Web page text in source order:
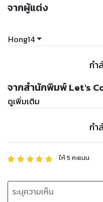
จากผู้แต่ง
Hong14
กำ
จากสำนักพิมพ์ Let's
ดูเพิ่มเติม
กำ
ให้5 คะแนน